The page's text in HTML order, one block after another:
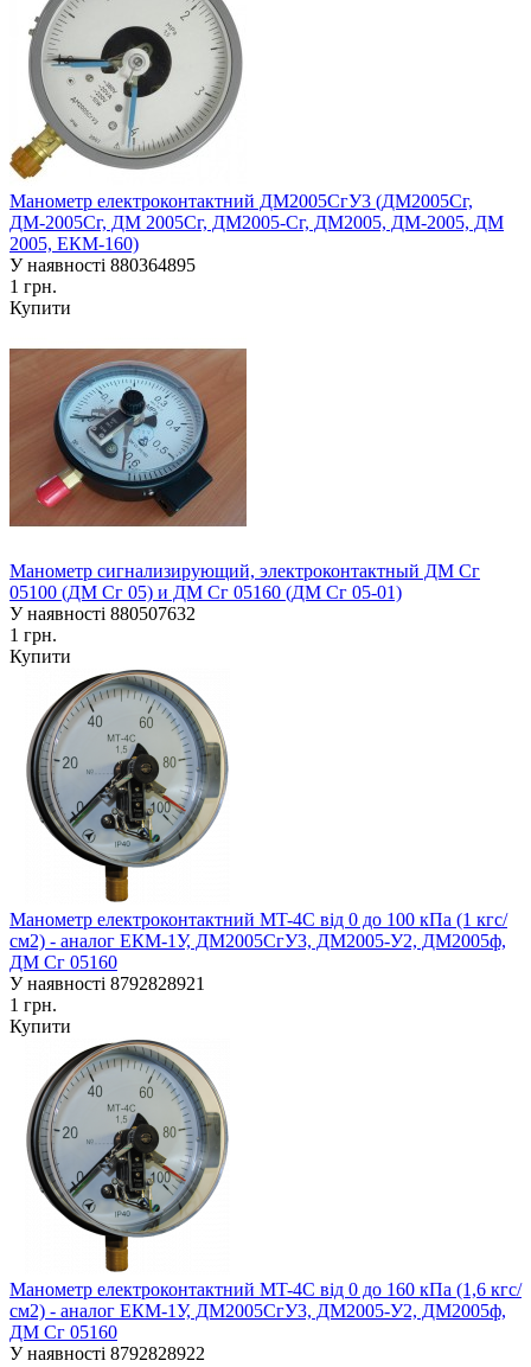
Манометр електроконтактний ДМ2005СгУ3 (ДМ2005Сг,
ДМ-2005Сг, ДМ 2005Сг, ДМ2005-Сг, ДМ2005, ДМ-2005, ДМ
2005, ЕКМ-160)
У наявності 880364895
1 грн.
Купити
Манометр сигнализирующий, электроконтактный ДМ Сг
05100 (ДМ Сг 05) и ДМ Сг 05160 (ДМ Сг 05-01)
У наявності 880507632
1 грн.
Купити
Манометр електроконтактний MT-4C від 0 до 100 кПа (1 кгс/
см2) - аналог ЕКM-1У, ДМ2005СгУ3, ДМ2005-У2, ДМ2005ф,
ДМ Сг 05160
У наявності 8792828921
1 грн.
Купити
Манометр електроконтактний MT-4C від 0 до 160 кПа (1,6 кгс/
см2) - аналог ЕКM-1У, ДМ2005СгУ3, ДМ2005-У2, ДМ2005ф,
ДМ Сг 05160
У наявності 8792828922